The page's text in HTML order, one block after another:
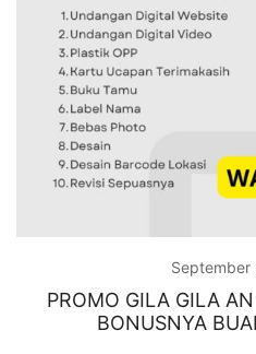
September
PROMO GILA GILA
BONUSNYA